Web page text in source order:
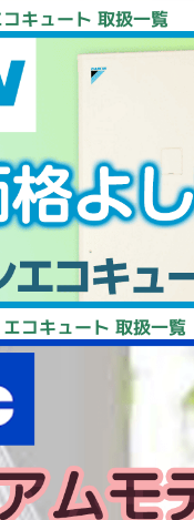
キュート 取扱一覧
コキュート 取扱一覧